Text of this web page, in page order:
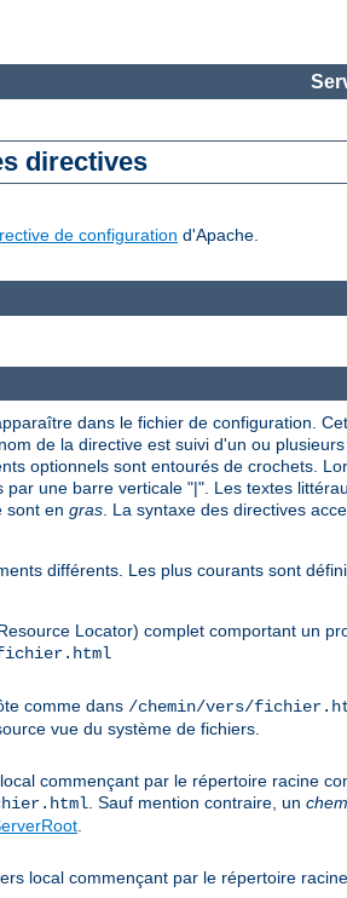
directives
de configuration d'Apache.
dans le fichier de configuration.
de la directive est suivi d'un ou
optionnels sont entourés de crochets.
une barre verticale "|". Les textes
sont en gras . La syntaxe des directives
différents. Les plus courants sont
Locator) complet comportant un
fichier.html
comme dans /chemin/vers/
vue du système de fichiers.
commençant par le répertoire racine
. Sauf mention contraire, un
local commençant par le répertoire